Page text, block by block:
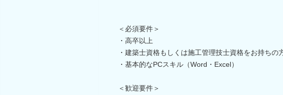
＜必須要件＞
・高卒以上
・建築士資格もしくは施工管理技士資格をお持ちの
・基本的なPCスキル（Word・Excel）
＜歓迎要件＞